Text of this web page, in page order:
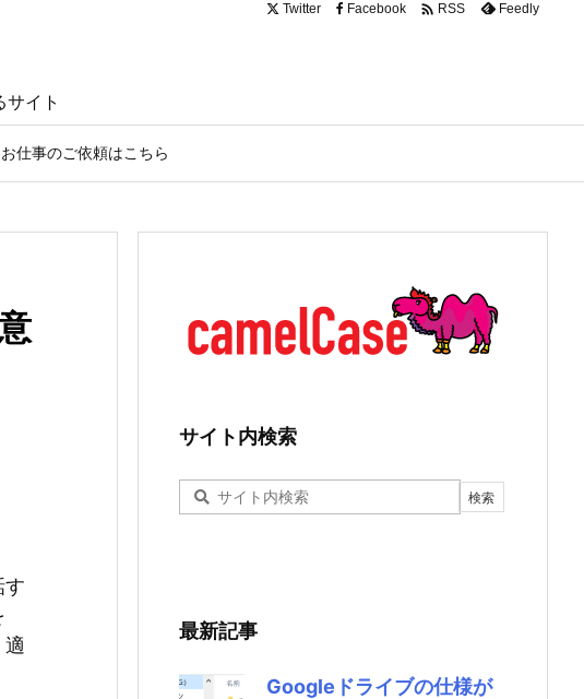
イト
お仕事のご依頼はこちら
Twitter Facebook  RSS Feedly
す
サイト内検索
最新記事
Googleドライブの仕様が